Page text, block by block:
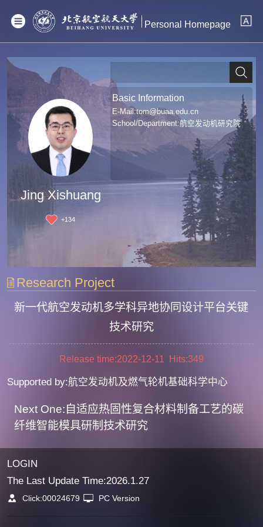
Personal Homepage
Jing Xishuang
+134
Basic Information
E-Mail:tom@buaa.edu.cn
School/Department:航空发动机研究院
Research Project
新一代航空发动机多学科异地协同设计平台关键
技术研究
Release time:2022-12-11 Hits:349
Supported by:航空发动机及燃气轮机基础科学中心
Next One:自适应热固性复合材料制备工艺的碳
纤维智能模具研制技术研究
LOGIN
The Last Update Time:2026.1.27
Click:00024679 PC Version